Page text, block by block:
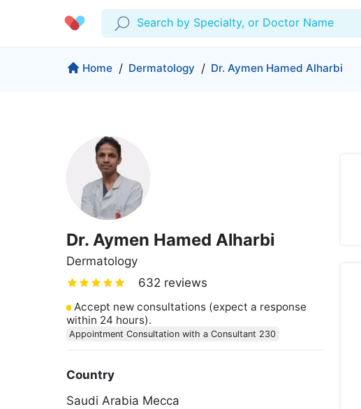
Search by Specialty, or Doctor Name
Profile
Lab Tests
Favourites
Log Out
Company
For Corporates
Medical Articles
Insurance
Proactive Health
Medical Centers
More
Wellness Programs
Contact
Copyrights Cura ©2026
Home / Dermatology / Dr. Aymen Hamed Alharbi
Dr. Aymen Hamed Alharbi
Dermatology
632 reviews
Accept new consultations (expect a response
within 24 hours).
Appointment Consultation with a Consultant 230
Country
Saudi Arabia Mecca